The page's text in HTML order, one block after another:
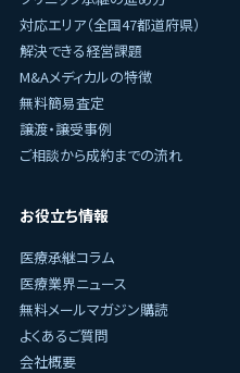
対応エリア（全国47都道府県）
解決できる経営課題
M&Aメディカルの特徴
無料簡易査定
譲渡・譲受事例
ご相談から成約までの流れ
お役立ち情報
医療承継コラム
医療業界ニュース
無料メールマガジン購読
よくあるご質問
会社概要